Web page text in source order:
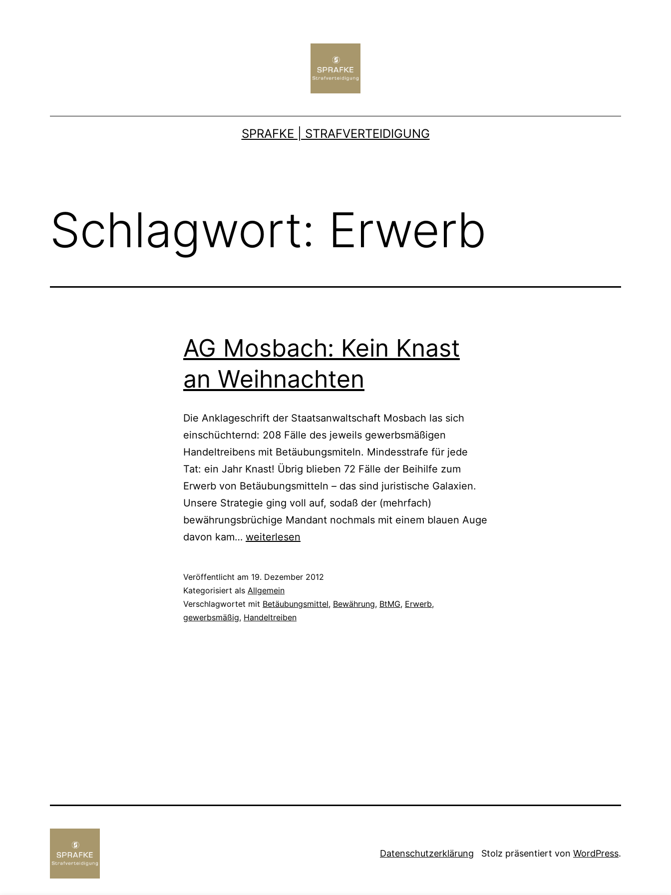
SPRAFKE | STRAFVERTEIDIGUNG
Schlagwort: Erwerb
AG Mosbach: Kein Knast
an Weihnachten
Die Anklageschrift der Staatsanwaltschaft Mosbach las sich
einschüchternd: 208 Fälle des jeweils gewerbsmäßigen
Handeltreibens mit Betäubungsmiteln. Mindesstrafe für jede
Tat: ein Jahr Knast! Übrig blieben 72 Fälle der Beihilfe zum
Erwerb von Betäubungsmitteln – das sind juristische Galaxien.
Unsere Strategie ging voll auf, sodaß der (mehrfach)
bewährungsbrüchige Mandant nochmals mit einem blauen Auge
davon kam… weiterlesen
Veröffentlicht am 19. Dezember 2012
Kategorisiert als Allgemein
Verschlagwortet mit Betäubungsmittel, Bewährung, BtMG, Erwerb,
gewerbsmäßig, Handeltreiben
Datenschutzerklärung Stolz präsentiert von WordPress.